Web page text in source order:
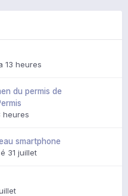
13 heures
du permis de
heures
smartphone
31 juillet